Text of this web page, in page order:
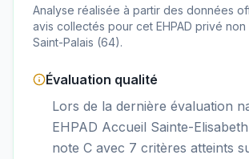
Analyse réalisée à partir des données
avis collectés pour cet EHPAD privé non
Saint-Palais (64).
Évaluation qualité
Lors de la dernière évaluation
EHPAD Accueil Sainte-
note C avec 7 critères atteints